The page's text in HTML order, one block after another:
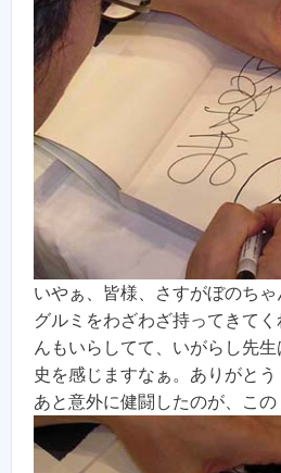
いやぁ、皆様、さすがぼのち
グルミをわざわざ持ってきて
んもいらしてて、いがらし先
史を感じますなぁ。ありがとう
あと意外に健闘したのが、この